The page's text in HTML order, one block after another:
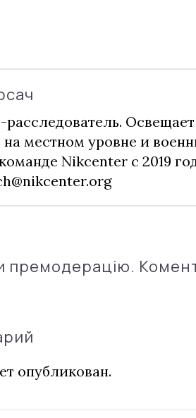
местном уровне и
Nikcenter с 2019
премодерацію.
опубликован.